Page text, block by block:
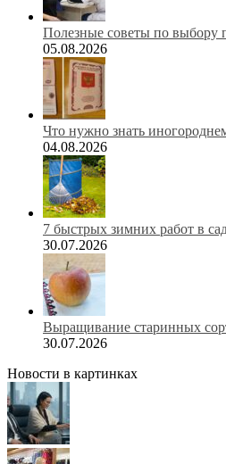
Полезные советы по выбору
05.08.2026
Что нужно знать
04.08.2026
7 быстрых зимних работ в
30.07.2026
Выращивание старинных
30.07.2026
Новости в картинках